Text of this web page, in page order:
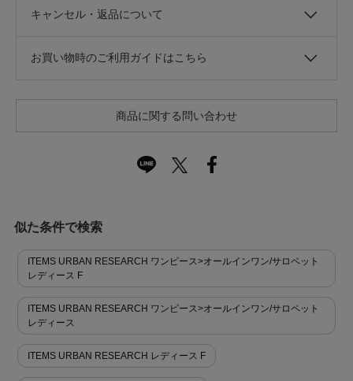
キャンセル・返品について
お買い物時のご利用ガイドはこちら
商品に関する問い合わせ
似た条件で検索
ITEMS URBAN RESEARCH ワンピース>オールインワン/サロペット
レディース F
ITEMS URBAN RESEARCH ワンピース>オールインワン/サロペット
レディース
ITEMS URBAN RESEARCH レディース F